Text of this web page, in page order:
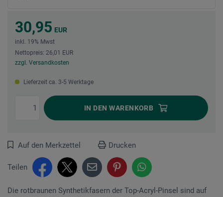
30,95 EUR
inkl. 19% Mwst
Nettopreis: 26,01 EUR
zzgl. Versandkosten
Lieferzeit ca. 3-5 Werktage
IN DEN WARENKORB
Auf den Merkzettel Drucken
Teilen
Die rotbraunen Synthetikfasern der Top-Acryl-Pinsel sind auf